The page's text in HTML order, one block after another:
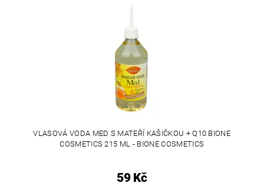
VLASOVÁ VODA MED S MATEŘÍ KAŠIČKOU + Q10 BIONE
COSMETICS 215 ML - BIONE COSMETICS
59 Kč